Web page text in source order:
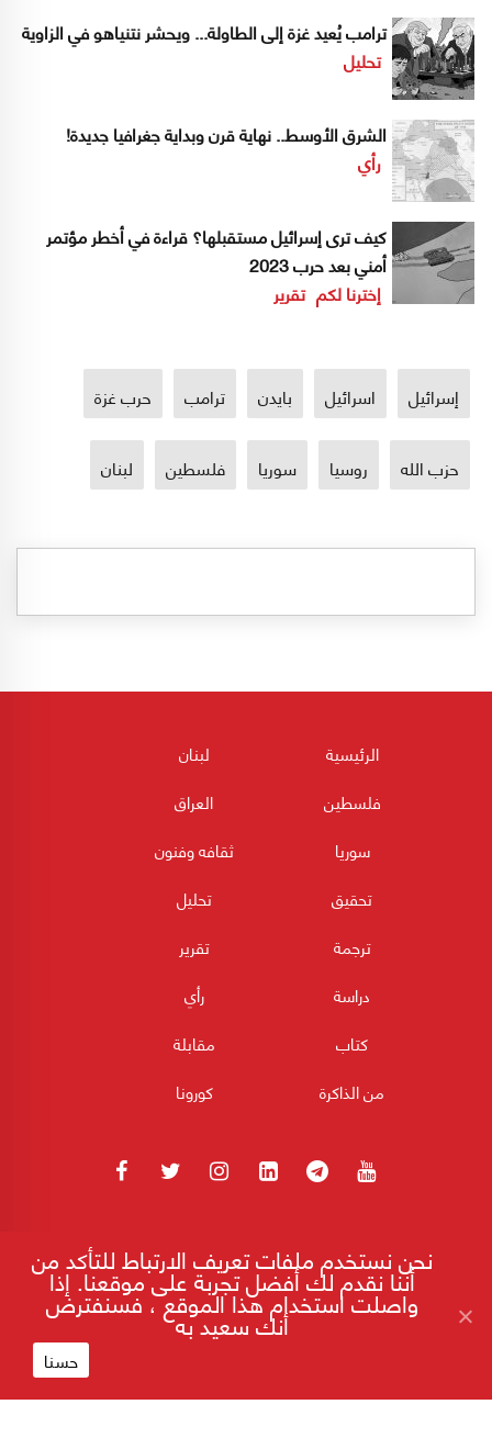
ترامب يُعيد غزة إلى الطاولة... ويحشر نتنياهو في الزاوية
تحليل
الشرق الأوسط.. نهاية قرن وبداية جغرافيا جديدة!
رأي
كيف ترى إسرائيل مستقبلها؟ قراءة في أخطر مؤتمر
أمني بعد حرب 2023
إخترنا لكم تقرير
إسرائيل اسرائيل بايدن ترامب حرب غزة
حزب الله روسيا سوريا فلسطين لبنان
الرئيسية
لبنان
فلسطين
العراق
سوريا
ثقافه وفنون
تحقيق
تحليل
ترجمة
تقرير
دراسة
رأي
كتاب
مقابلة
من الذاكرة
كورونا
إقرأ على موقع 180
"الحاكم" ومصرفيون وسياسيون.. خطر النوم
نحن نستخدم ملفات تعريف الارتباط للتأكد من
أننا نقدم لك أفضل تجربة على موقعنا. إذا
واصلت استخدام هذا الموقع ، فسنفترض
أنك سعيد به
حسنا